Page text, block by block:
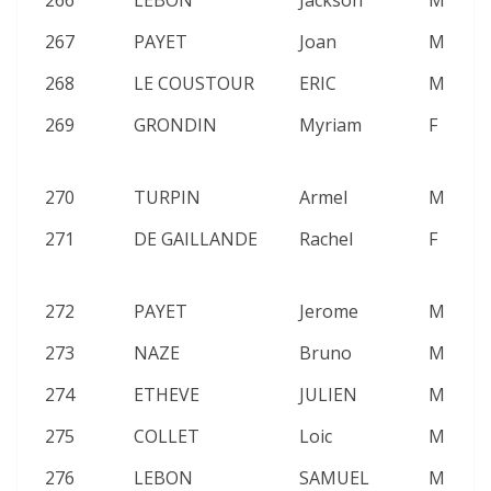
267
PAYET Joan M
268
LE COUSTOUR ERIC M
269
GRONDIN Myriam F
270 TURPIN Armel M
271
DE GAILLANDE Rachel F
272 PAYET Jerome M
273
NAZE Bruno M
274
ETHEVE JULIEN M
275
COLLET Loic M
276
LEBON SAMUEL M